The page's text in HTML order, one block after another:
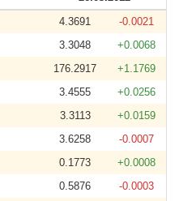
4.3691
-0.0021
3.3048
+0.0068
176.2917
+1.1769
3.4555
+0.0256
3.3113
+0.0159
3.6258
-0.0007
0.1773
+0.0008
0.5876
-0.0003